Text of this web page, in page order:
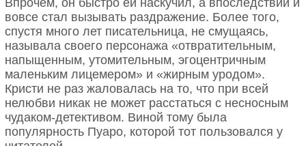
Впрочем, он быстро ей наскучил, а впоследствии и
вовсе стал вызывать раздражение. Более того,
спустя много лет писательница, не смущаясь,
называла своего персонажа «отвратительным,
напыщенным, утомительным, эгоцентричным
маленьким лицемером» и «жирным уродом».
Кристи не раз жаловалась на то, что при всей
нелюбви никак не может расстаться с несносным
чудаком-детективом. Виной тому была
популярность Пуаро, которой тот пользовался у